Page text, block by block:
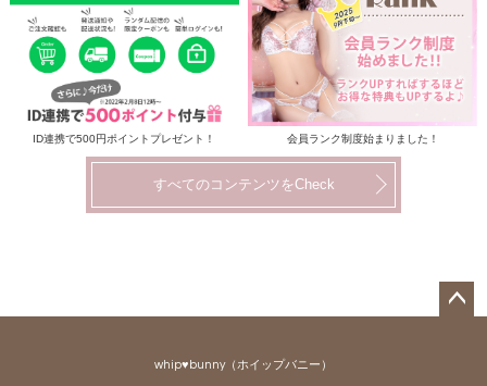
ID連携で500円ポイントプレゼント！ 会員ランク制度始まりました！
すべてのコンテンツをCheck
whip♥bunny（ホイップバニー）